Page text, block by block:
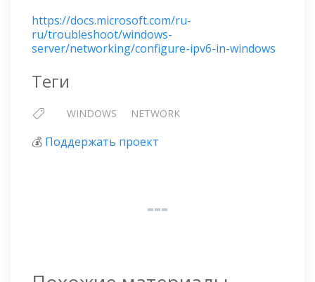
https://docs.microsoft.com/ru-
ru/troubleshoot/windows-
server/networking/configure-ipv6-in-windows
Теги
WINDOWS NETWORK
💰 Поддержать проект